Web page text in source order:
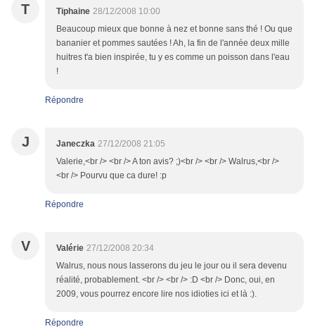
T Tiphaine 28/12/2008 10:00
Beaucoup mieux que bonne à nez et bonne sans thé ! Ou que
bananier et pommes sautées ! Ah, la fin de l'année deux mille
huitres t'a bien inspirée, tu y es comme un poisson dans l'eau
!
Répondre
J Janeczka 27/12/2008 21:05
Valerie,<br /> <br /> A ton avis? ;)<br /> <br /> Walrus,<br />
<br /> Pourvu que ca dure! :p
Répondre
V Valérie 27/12/2008 20:34
Walrus, nous nous lasserons du jeu le jour ou il sera devenu
réalité, probablement. <br /> <br /> :D <br /> Donc, oui, en
2009, vous pourrez encore lire nos idioties ici et là :).
Répondre